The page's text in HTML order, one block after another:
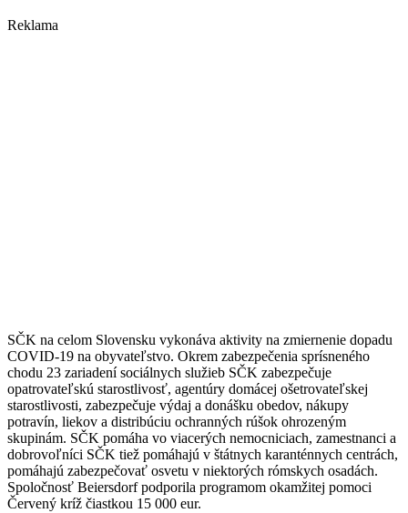
Reklama
SČK na celom Slovensku vykonáva aktivity na zmiernenie dopadu
COVID-19 na obyvateľstvo. Okrem zabezpečenia sprísneného
chodu 23 zariadení sociálnych služieb SČK zabezpečuje
opatrovateľskú starostlivosť, agentúry domácej ošetrovateľskej
starostlivosti, zabezpečuje výdaj a donášku obedov, nákupy
potravín, liekov a distribúciu ochranných rúšok ohrozeným
skupinám. SČK pomáha vo viacerých nemocniciach, zamestnanci a
dobrovoľníci SČK tiež pomáhajú v štátnych karanténnych centrách,
pomáhajú zabezpečovať osvetu v niektorých rómskych osadách.
Spoločnosť Beiersdorf podporila programom okamžitej pomoci
Červený kríž čiastkou 15 000 eur.